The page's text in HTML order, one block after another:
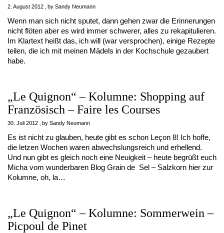
2. August 2012 by Sandy Neumann
Wenn man sich nicht sputet, dann gehen zwar die Erinnerungen
nicht flöten aber es wird immer schwerer, alles zu rekapitulieren.
Im Klartext heißt das, ich will (war versprochen), einige Rezepte
teilen, die ich mit meinen Mädels in der Kochschule gezaubert
habe.
„Le Quignon“ – Kolumne: Shopping auf
Französisch – Faire les Courses
30. Juli 2012 by Sandy Neumann
Es ist nicht zu glauben, heute gibt es schon Leçon 8! Ich hoffe,
die letzen Wochen waren abwechslungsreich und erhellend.
Und nun gibt es gleich noch eine Neuigkeit – heute begrüßt euch
Micha vom wunderbaren Blog Grain de Sel – Salzkorn hier zur
Kolumne, oh, la…
„Le Quignon“ – Kolumne: Sommerwein –
Picpoul de Pinet